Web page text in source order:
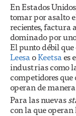
En Estados
tomar por asalto
recientes, factura
dominado por
El punto débil
LeesaoKeetsaes
industrias como
competidores
operan de
Para las nuevas
con la que